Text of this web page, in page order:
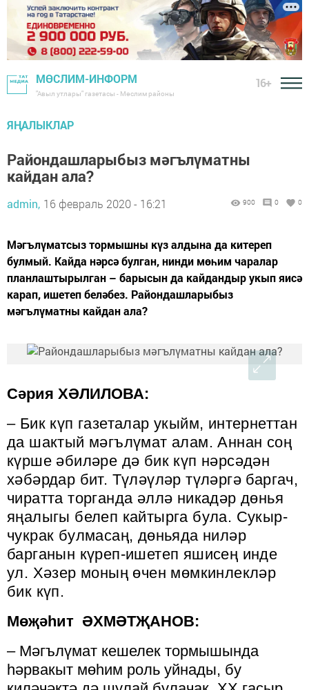
МӨСЛИМ-ИНФОРМ
"Авыл утлары" газетасы - Мөслим районы
16+
ЯҢАЛЫКЛАР
Райондашларыбыз мәгълүматны
кайдан ала?
admin, 16 февраль 2020 - 16:21 900 0 0
Мәгълүматсыз тормышны күз алдына да китереп
булмый. Кайда нәрсә булган, нинди мөһим чаралар
планлаштырылган – барысын да кайдандыр укып яисә
карап, ишетеп беләбез. Райондашларыбыз
мәгълүматны кайдан ала?
Сәрия ХӘЛИЛОВА:
– Бик күп газеталар укыйм, интернеттан
да шактый мәгълүмат алам. Аннан соң
күрше әбиләре дә бик күп нәрсәдән
хәбәрдар бит. Түләүләр түләргә баргач,
чиратта торганда әллә никадәр дөнья
яңалыгы белеп кайтырга була. Сукыр-
чукрак булмасаң, дөньяда ниләр
барганын күреп-ишетеп яшисең инде
ул. Хәзер моның өчен мөмкинлекләр
бик күп.
Мөҗәһит ӘХМӘТҖАНОВ:
– Мәгълүмат кешелек тормышында
һәрвакыт мөһим роль уйнады, бу